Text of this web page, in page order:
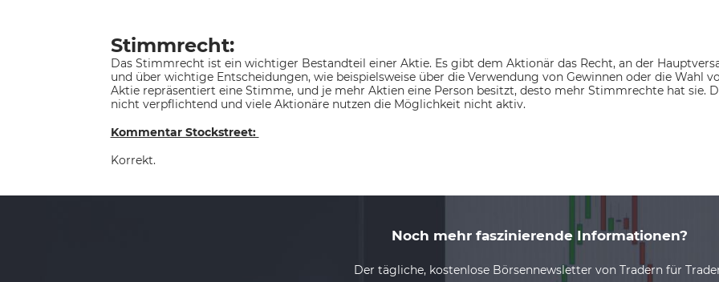
Stimmrecht:
Das Stimmrecht ist ein wichtiger Bestandteil einer Aktie. Es gibt dem Aktionär das Recht, an der
und über wichtige Entscheidungen, wie beispielsweise über die Verwendung von Gewinnen oder die Wahl
Aktie repräsentiert eine Stimme, und je mehr Aktien eine Person besitzt, desto mehr Stimmrechte hat sie.
nicht verpflichtend und viele Aktionäre nutzen die Möglichkeit nicht aktiv.
Kommentar Stockstreet:
Korrekt.
Noch mehr faszinierende Informationen?
Der tägliche, kostenlose Börsennewsletter von Tradern für